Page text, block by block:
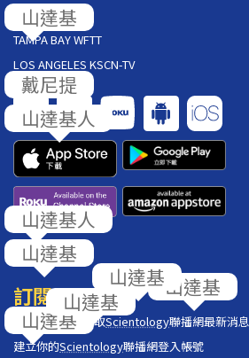
AT&T U-VERSE
TAMPA BAY WFTT
LOS ANGELES KSCN-TV
回饋
訂閱
在你的收件匣獲取Scientology聯播網最新消息
建立你的Scientology聯播網登入帳號